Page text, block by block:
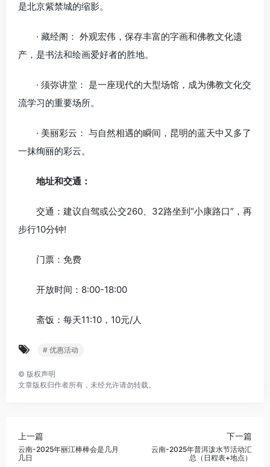
是北京紫禁城的缩影。
· 藏经阁： 外观宏伟，保存丰富的字画和佛教文化遗
产，是书法和绘画爱好者的胜地。
· 须弥讲堂： 是一座现代的大型场馆，成为佛教文化交
流学习的重要场所。
· 美丽彩云： 与自然相遇的瞬间，昆明的蓝天中又多了
一抹绚丽的彩云。
地址和交通：
交通：建议自驾或公交260、32路坐到“小康路口”，再
步行10分钟!
门票：免费
开放时间：8:00-18:00
斋饭：每天11:10，10元/人
# 优惠活动
© 版权声明
文章版权归作者所有，未经允许请勿转载。
上一篇
云南-2025年丽江棒棒会是几月
几日
下一篇
云南-2025年普洱泼水节活动汇
总（日程表+地点）